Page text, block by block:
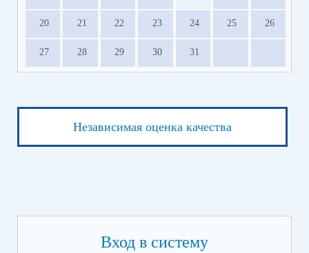
20 21 22 23 24 25 26
27 28 29 30 31
Независимая оценка качества
Вход в систему